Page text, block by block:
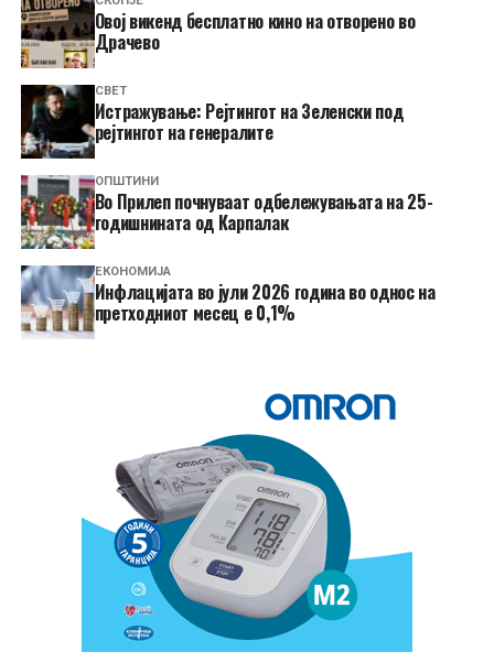
​Овој викенд бесплатно кино на отворено во
Драчево
СВЕТ
Истражување: Рејтингот на Зеленски под
рејтингот на генералите
ОПШТИНИ
Во Прилеп почнуваат одбележувањата на 25-
годишнината од Карпалак
ЕКОНОМИЈА
Инфлацијата во јули 2026 година во однос на
претходниот месец е 0,1%